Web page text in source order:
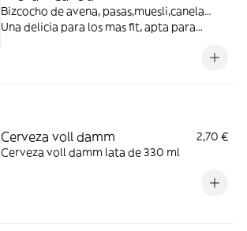
Bizcocho de avena, pasas,muesli,canela…
Una delicia para los mas fit, apta para
Cerveza voll damm
2,70 €
Cerveza voll damm lata de 330 ml